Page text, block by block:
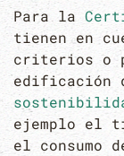
Para la
tienen en
criterios o
edificación
ejemplo el
el consumo